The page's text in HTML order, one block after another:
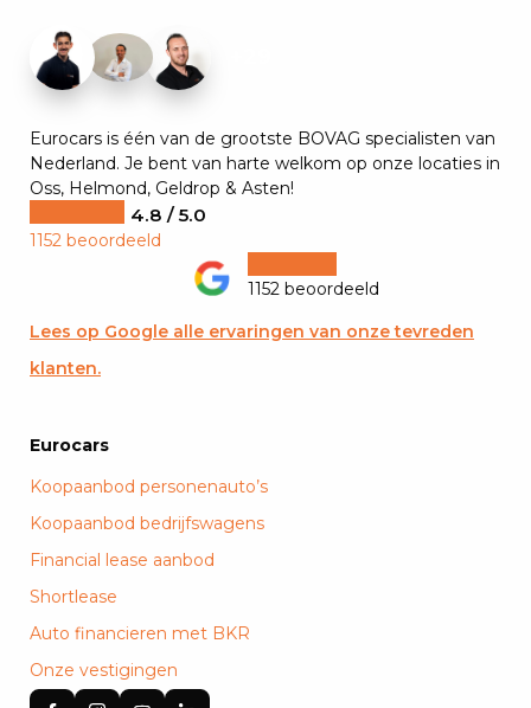
Eurocars is één van de grootste BOVAG specialisten van
Nederland. Je bent van harte welkom op onze locaties in
Oss, Helmond, Geldrop & Asten!
4.8 / 5.0
1152 beoordeeld
1152 beoordeeld
Lees op Google alle ervaringen van onze tevreden
klanten.
Eurocars
Koopaanbod personenauto’s
Koopaanbod bedrijfswagens
Financial lease aanbod
Shortlease
Auto financieren met BKR
Onze vestigingen